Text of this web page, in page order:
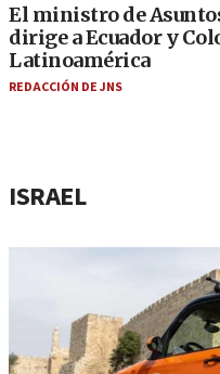
El ministro de
dirige a Ecuador y
Latinoamérica
REDACCIÓN DE JNS
ISRAEL